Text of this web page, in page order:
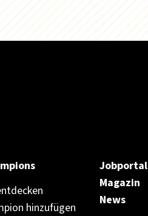
hinzufügen
Jobportal
Magazin
News